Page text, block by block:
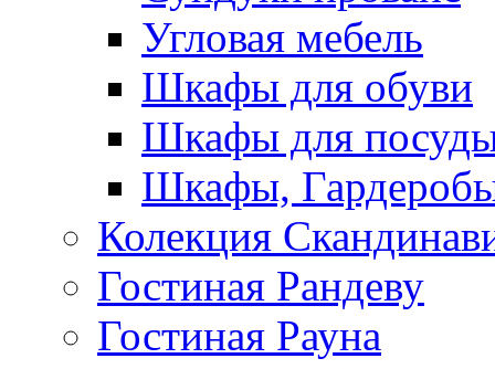
Угловая мебель
Шкафы для обуви
Шкафы для
Шкафы,
Колекция
Гостиная Рандеву
Гостиная Рауна